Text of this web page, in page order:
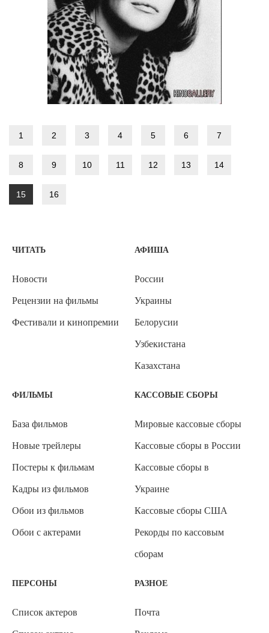
1 2 3 4 5 6 7
8 9 10 11 12 13 14
15 16
ЧИТАТЬ
Новости
Рецензии на фильмы
Фестивали и кинопремии
АФИША
России
Украины
Белорусии
Узбекистана
Казахстана
ФИЛЬМЫ
База фильмов
Новые трейлеры
Постеры к фильмам
Кадры из фильмов
Обои из фильмов
Обои с актерами
КАССОВЫЕ СБОРЫ
Мировые кассовые сборы
Кассовые сборы в России
Кассовые сборы в
Украине
Кассовые сборы США
Рекорды по кассовым
сборам
ПЕРСОНЫ
Список актеров
РАЗНОЕ
Почта